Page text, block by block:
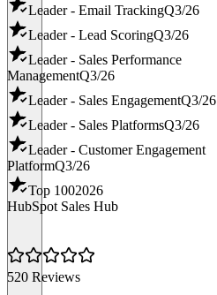
Leader - Email TrackingQ3/26
Leader - Lead ScoringQ3/26
Leader - Sales Performance
ManagementQ3/26
Leader - Sales EngagementQ3/26
Leader - Sales PlatformsQ3/26
Leader - Customer Engagement
PlatformQ3/26
Top 1002026
HubSpot Sales Hub
520 Reviews